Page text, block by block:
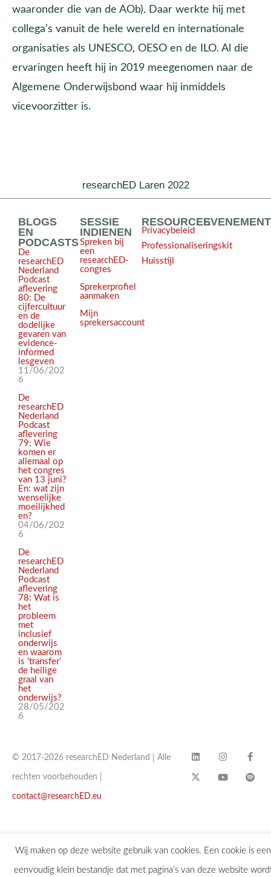
waaronder die van de AOb). Daar werkte hij met
collega’s vanuit de hele wereld en internationale
organisaties als UNESCO, OESO en de ILO. Al die
ervaringen heeft hij in 2019 meegenomen naar de
Algemene Onderwijsbond waar hij inmiddels
vicevoorzitter is.
researchED Laren 2022
BLOGS
EN
PODCASTS
De
researchED
Nederland
Podcast
aflevering
80: De
cijfercultuur
en de
dodelijke
gevaren van
evidence-
informed
lesgeven
11/06/202
6
De
researchED
Nederland
Podcast
aflevering
79: Wie
komen er
allemaal op
het congres
van 13 juni?
En: wat zijn
wenselijke
moeilijkhed
en?
04/06/202
6
De
researchED
Nederland
Podcast
aflevering
78: Wat is
het
probleem
met
inclusief
onderwijs
en waarom
is ‘transfer’
de heilige
graal van
het
onderwijs?
28/05/202
6
SESSIE
INDIENEN
Spreken bij
een
researchED-
congres
Sprekerprofiel
aanmaken
Mijn
sprekersaccount
RESOURCES
Privacybeleid
Professionaliseringskit
Huisstijl
© 2017-2026 researchED Nederland | Alle
rechten voorbehouden |
contact@researchED.eu
Wij maken op deze website gebruik van cookies. Een cookie is een
eenvoudig klein bestandje dat met pagina’s van deze website